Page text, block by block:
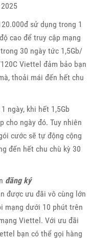
sử dụng trong 1
cao để truy cập mạng
30 ngày tức 1,5Gb/
Viettel đảm bảo bạn
thoải mái đến hết chu
ngày, khi hết 1,5Gb
cho ngày đó. Tuy nhiên
cước sẽ tự động cộng
đến hết chu chù kỳ 30
đăng ký
được ưu đãi vô cùng lớn
mạng dưới 10 phút trên
Viettel. Với ưu đãi
bạn có thể gọi hàng